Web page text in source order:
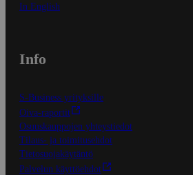
In English
Info
S-Business yrityksille
Oiva-raportit
Osuuskauppojen yhteystiedot
Tilaus- ja toimitusehdot
Tietosuojakäytäntö
Palvelun käyttöehdot